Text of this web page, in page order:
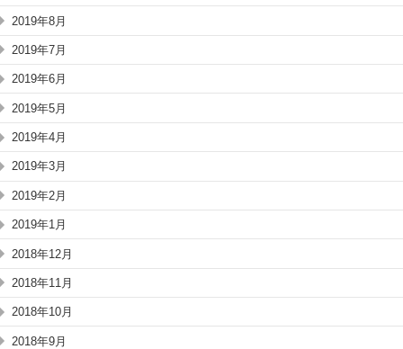
2019年8月
2019年7月
2019年6月
2019年5月
2019年4月
2019年3月
2019年2月
2019年1月
2018年12月
2018年11月
2018年10月
2018年9月